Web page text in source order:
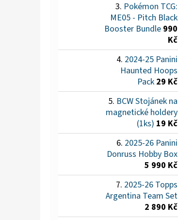
Pokémon TCG:
ME05 - Pitch Black
Booster Bundle 990
Kč
2024-25 Panini
Haunted Hoops
Pack 29 Kč
BCW Stojánek na
magnetické holdery
(1ks) 19 Kč
2025-26 Panini
Donruss Hobby Box
5 990 Kč
2025-26 Topps
Argentina Team Set
2 890 Kč